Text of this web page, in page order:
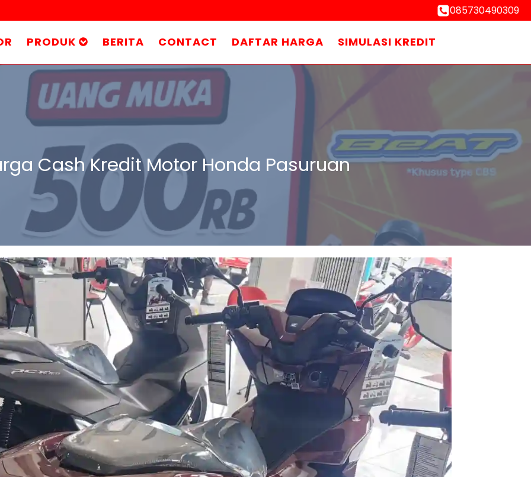
085730490309
PRODUK BERITA CONTACT DAFTAR HARGA SIMULASI KREDIT
Cash Kredit Motor Honda Pasuruan